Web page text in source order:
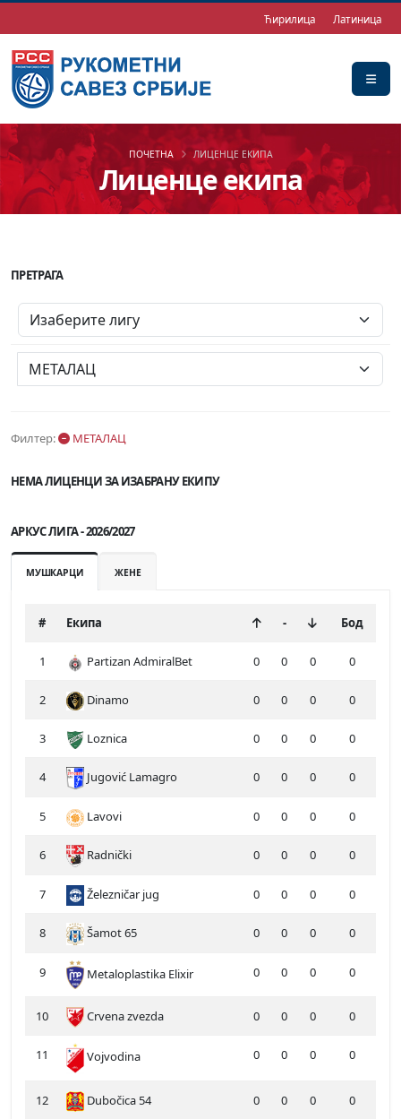
Ћирилица Латиница
Лиценце екипа
ПОЧЕТНА ЛИЦЕНЦЕ ЕКИПА
Филтер: МЕТАЛАЦ
НЕМА ЛИЦЕНЦИ ЗА ИЗАБРАНУ ЕКИПУ
ПРЕТРАГА
АРКУС ЛИГА - 2026/2027
МУШКАРЦИ ЖЕНЕ
# Екипа - Бод
1 Partizan AdmiralBet 0 0 0 0
2 Dinamo 0 0 0 0
3 Loznica 0 0 0 0
4 Jugović Lamagro 0 0 0 0
5 Lavovi 0 0 0 0
6 Radnički 0 0 0 0
7 Železničar jug 0 0 0 0
8 Šamot 65 0 0 0 0
9 Metaloplastika Elixir 0 0 0 0
10 Crvena zvezda 0 0 0 0
11 Vojvodina 0 0 0 0
12 Dubočica 54 0 0 0 0